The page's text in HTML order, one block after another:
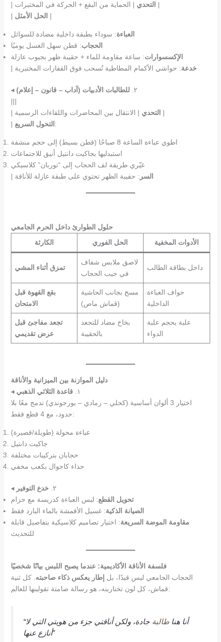
|
التحدي | الحماية من البقع + الحركة في المختبرات |
| الحل الأمثل |
العباءة: سوداء بطبقة داخلية مضادة للسوائل
الحجاب: قطن سهل الغسل يوميًا
الإكسسوارات: ساعة مقاومة للماء + حقيبة ظهر بجيوب عازلة
|
خدعة: حواشي الأكمام المطاطية تُسحب فوق القفازات المختبرية
◂ ٢. للطالبات الأدبيات (آداب – قانون – إعلام)
|||
|
التحدي | الانتقال بين المحاضرات واللقاءات الرسمية |
| التحول السريع :
اطوي عباءة الساعة 8 صباحًا (قطن بسيط) إلى حجم منشفة
استبدليها بجاكيت دانتيل أنيق للاجتماعات
غيّري طريقة لف الحجاب إلى “توربان” كلاسيكي
|
السر : حقيبة الظهر تحتوي على طبقة عازلة للأناقة
حلول الطوارئ داخل الحرم الجامعي
الكارثة
الحل الفوري الأدوات المخفية
تمزق أثناء المشي
لاصق ملابس شفاف
في جيب الحجاب
داخل بطاقة الطالب
بقع القهوة قبل
الامتحان
مسح بجانب الحاشية
(قماش ماص)
حواف العباءة
الداخلية
تجعد مفاجئ قبل
عرض تقديمي
بخاخ مضاد للتجعد
بالحقيبة
علبة بحجم علبة
الدواء
دليل الموازنة بين الميزانية والأناقة
◂ ١.
قاعدة الثلاثي الذهبي
اختيار 3 ألوان أساسية (كحلي – رمادي – بورجوندي) تدمج معًا بلا
حدود، مع 4 قطع فقط:
عباءة محولة (طويلة/قصيرة)
جاكيت دانتيل
حجابان بتركيبات مختلفة
حذاء كاجوال بكعب مخفي
◂ ٢. خدع التوفير
تحويل القطع: لبس العباءة كدريسة مع حزام
الصيانة الذكية: غسيل الأقمشة بالماء البارد فقط
مقاومة الموضة السريعة: اختيار تصاميم كلاسيكية بتفاصيل قابلة
للتحديث
فلسفة الأناقة الأكاديمية: عندما يصبح اللبس بيانًا شخصيًا
الحجاب الجامعي ليس قيدًا، بل إطار يعكس ذكاء صاحبته . كل ثنية
قماش، كل لون تختارينه، هو رسالة صامتة تقولينها للعالم:
“أنا هناطالبةجادة، ولكن أناقتي جزء من هويتي التي لا
أنازع عنها”